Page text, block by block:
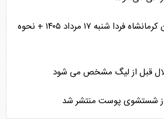
جدول قطعی برق استان کرمانشاه فردا شنبه ۱۷ مرداد ۱۴۰۵ + نحوه
قبل از لیگ مشخص می شود
شستشوی پوست منتشر شد